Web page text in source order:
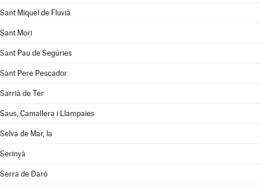
Sant Miquel de Fluvià
Sant Mori
Sant Pau de Segúries
Sant Pere Pescador
Sarrià de Ter
Saus, Camallera i Llampaies
Selva de Mar, la
Serinyà
Serra de Daró